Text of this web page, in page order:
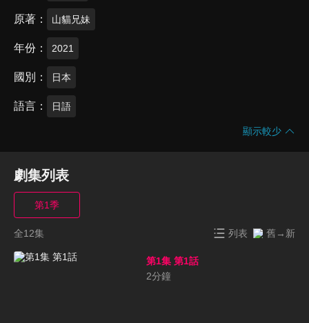
原著 山貓兄妹
年份 2021
國別 日本
語言 日語
顯示較少
劇集列表
第1季
全12集 列表 舊→新
第1集 第1話
2分鐘